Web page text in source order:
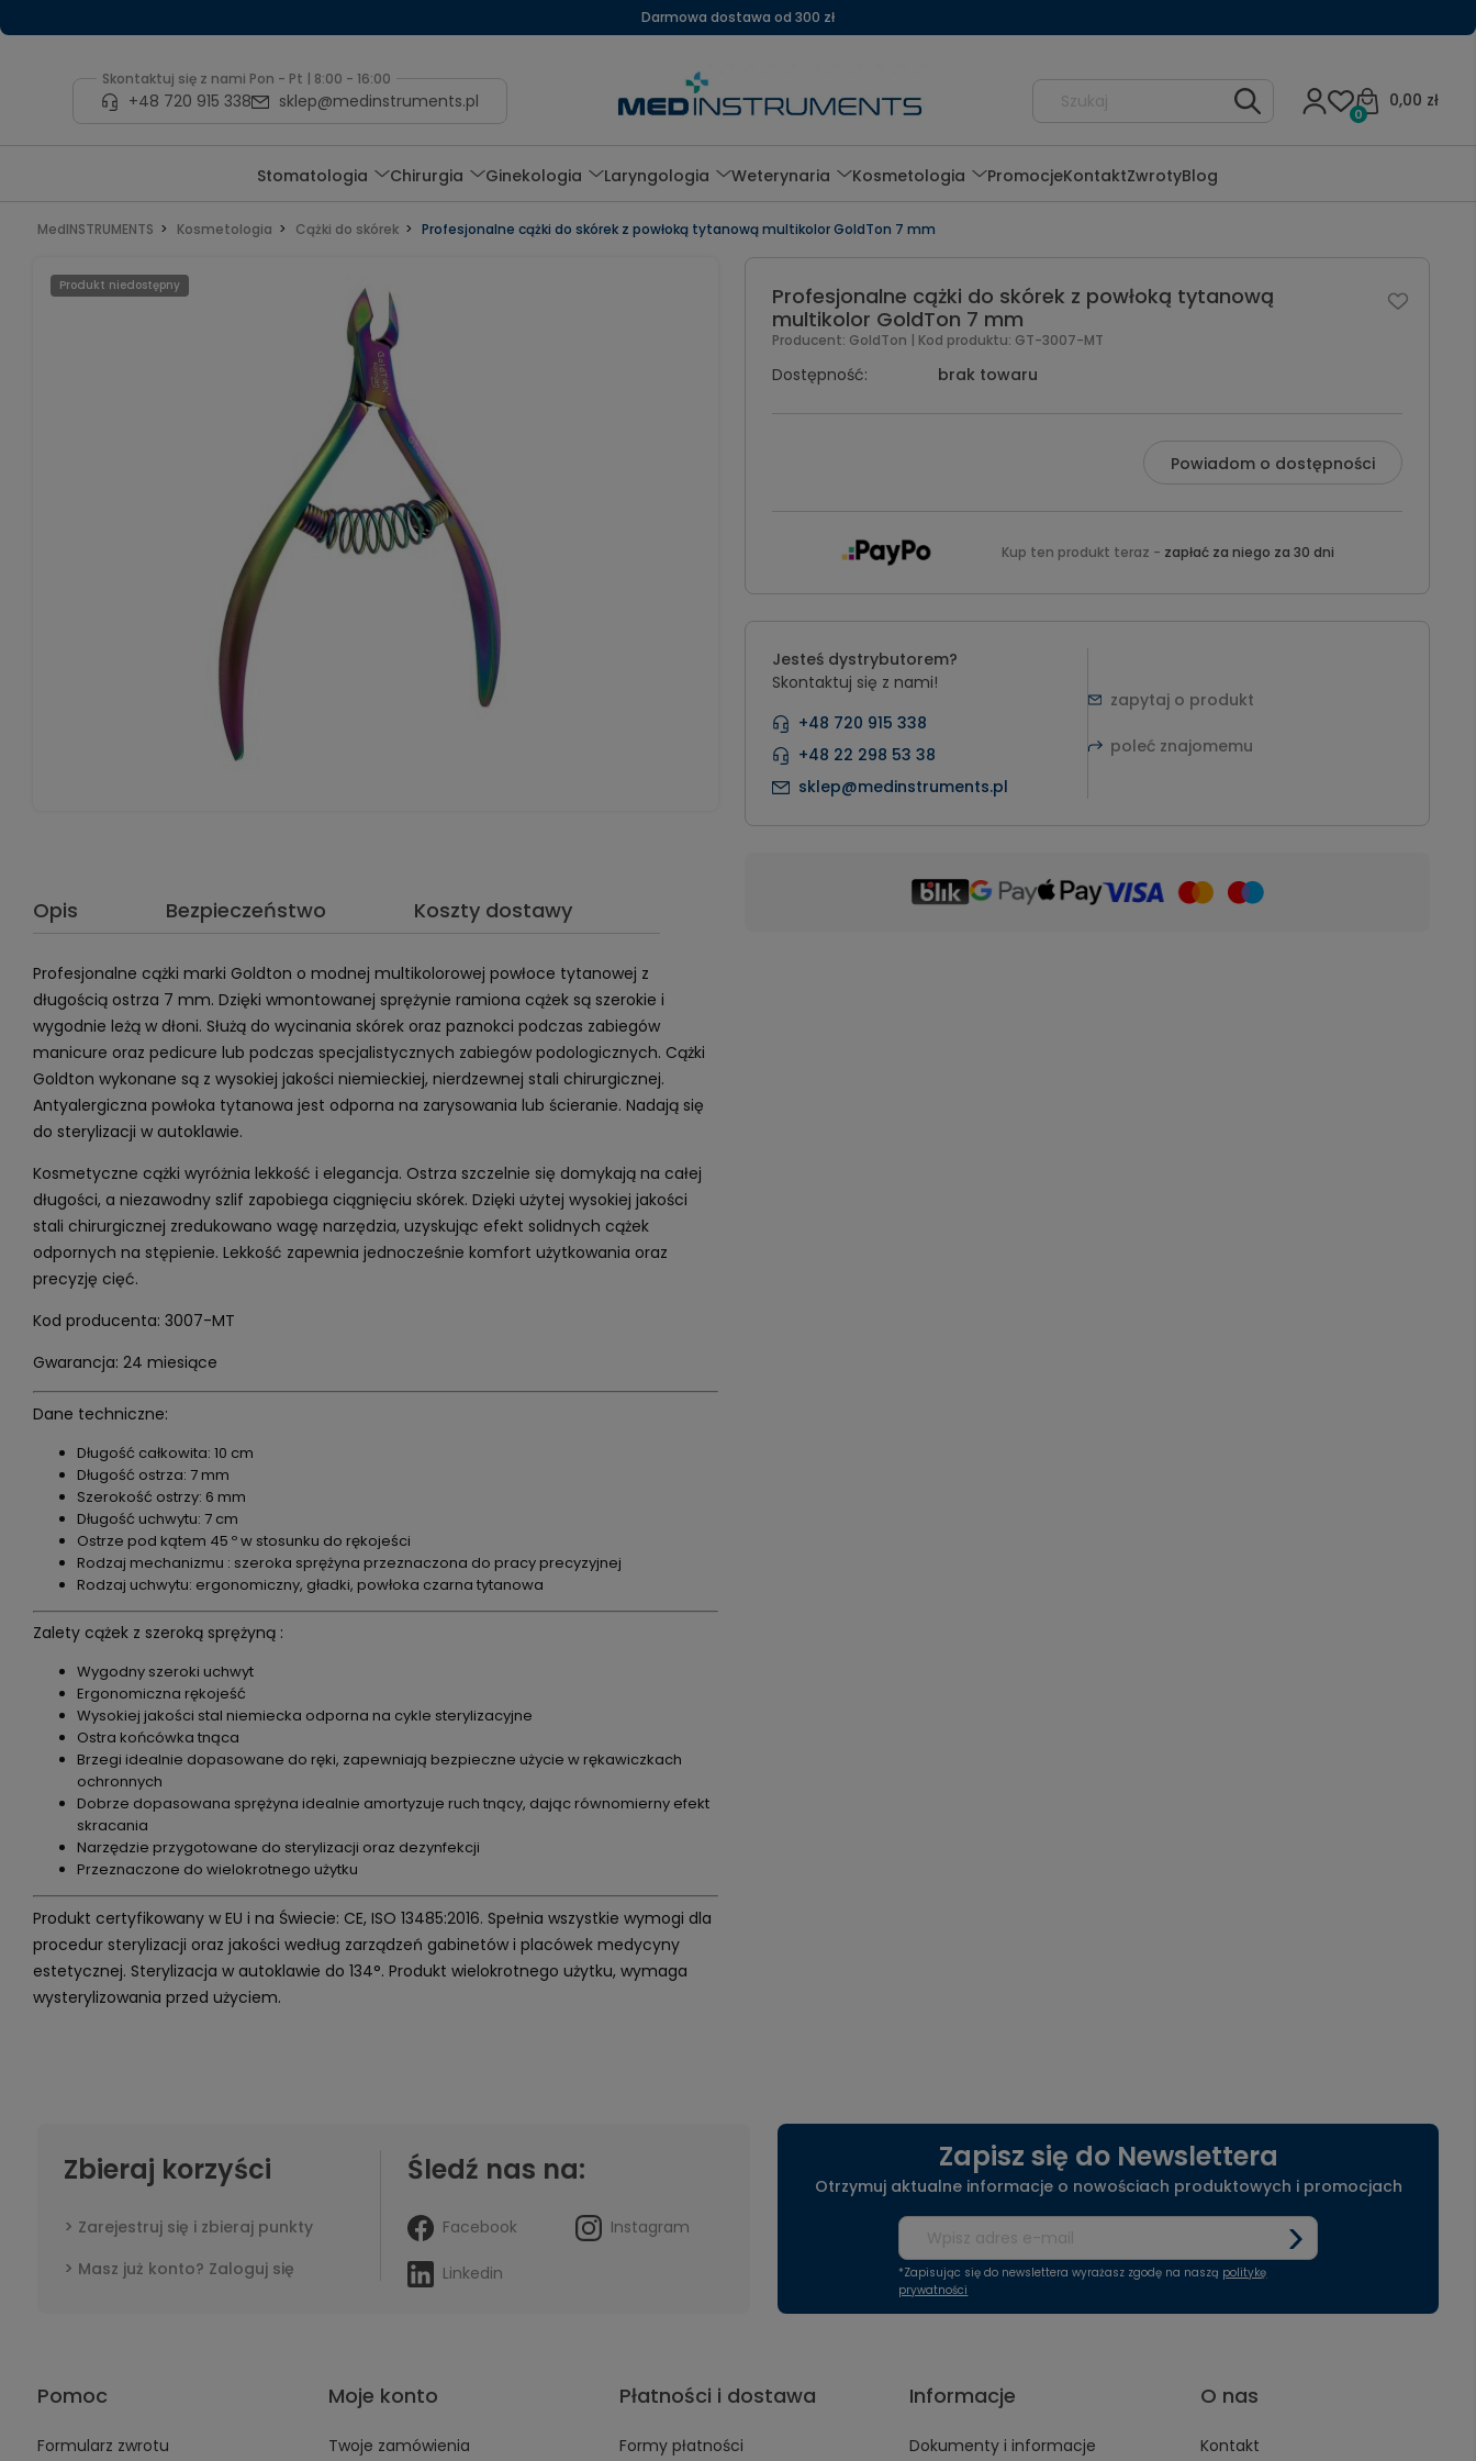
Darmowa dostawa od 300 zł
Skontaktuj się z nami Pon - Pt | 8:00 - 16:00
+48 720 915 338 sklep@medinstruments.pl 0,00 zł
0
Stomatologia Chirurgia Ginekologia Laryngologia Weterynaria Kosmetologia PromocjeKontaktZwrotyBlog
MedINSTRUMENTS Kosmetologia Cążki do skórek Profesjonalne cążki do skórek z powłoką tytanową multikolor GoldTon 7 mm
Produkt niedostępny
Opis Bezpieczeństwo Koszty dostawy
Profesjonalne cążki marki Goldton o modnej multikolorowej powłoce tytanowej z
długością ostrza 7 mm. Dzięki wmontowanej sprężynie ramiona cążek są szerokie i
wygodnie leżą w dłoni. Służą do wycinania skórek oraz paznokci podczas zabiegów
manicure oraz pedicure lub podczas specjalistycznych zabiegów podologicznych. Cążki
Goldton wykonane są z wysokiej jakości niemieckiej, nierdzewnej stali chirurgicznej.
Antyalergiczna powłoka tytanowa jest odporna na zarysowania lub ścieranie. Nadają się
do sterylizacji w autoklawie.
Kosmetyczne cążki wyróżnia lekkość i elegancja. Ostrza szczelnie się domykają na całej
długości, a niezawodny szlif zapobiega ciągnięciu skórek. Dzięki użytej wysokiej jakości
stali chirurgicznej zredukowano wagę narzędzia, uzyskując efekt solidnych cążek
odpornych na stępienie. Lekkość zapewnia jednocześnie komfort użytkowania oraz
precyzję cięć.
Kod producenta: 3007-MT
Gwarancja: 24 miesiące
Dane techniczne:
Długość całkowita: 10 cm
Długość ostrza: 7 mm
Szerokość ostrzy: 6 mm
Długość uchwytu: 7 cm
Ostrze pod kątem 45 º w stosunku do rękojeści
Rodzaj mechanizmu : szeroka sprężyna przeznaczona do pracy precyzyjnej
Rodzaj uchwytu: ergonomiczny, gładki, powłoka czarna tytanowa
Zalety cążek z szeroką sprężyną :
Wygodny szeroki uchwyt
Ergonomiczna rękojeść
Wysokiej jakości stal niemiecka odporna na cykle sterylizacyjne
Ostra końcówka tnąca
Brzegi idealnie dopasowane do ręki, zapewniają bezpieczne użycie w rękawiczkach
ochronnych
Dobrze dopasowana sprężyna idealnie amortyzuje ruch tnący, dając równomierny efekt
skracania
Narzędzie przygotowane do sterylizacji oraz dezynfekcji
Przeznaczone do wielokrotnego użytku
Produkt certyfikowany w EU i na Świecie: CE, ISO 13485:2016. Spełnia wszystkie wymogi dla
procedur sterylizacji oraz jakości według zarządzeń gabinetów i placówek medycyny
estetycznej. Sterylizacja w autoklawie do 134°. Produkt wielokrotnego użytku, wymaga
wysterylizowania przed użyciem.
Profesjonalne cążki do skórek z powłoką tytanową
multikolor GoldTon 7 mm
Producent: GoldTon | Kod produktu: GT-3007-MT
Dostępność: brak towaru
Powiadom o dostępności
Kup ten produkt teraz - zapłać za niego za 30 dni
Jesteś dystrybutorem?
Skontaktuj się z nami!
+48 720 915 338
+48 22 298 53 38
sklep@medinstruments.pl
zapytaj o produkt
poleć znajomemu
Zbieraj korzyści
Zarejestruj się i zbieraj punkty
Masz już konto? Zaloguj się
Śledź nas na:
Facebook Instagram
Linkedin
Zapisz się do Newslettera
Otrzymuj aktualne informacje o nowościach produktowych i promocjach
*Zapisując się do newslettera wyrażasz zgodę na naszą politykę
prywatności
Pomoc
Formularz zwrotu
Moje konto
Twoje zamówienia
Płatności i dostawa
Formy płatności
Informacje
Dokumenty i informacje
O nas
Kontakt